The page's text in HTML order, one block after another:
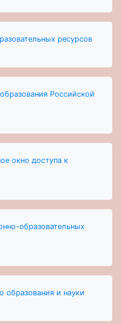
ресурсов
Российской
окно доступа к
образовательных
образования и науки